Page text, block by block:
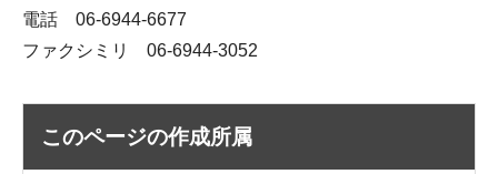
電話 06-6944-6677
ファクシミリ 06-6944-3052
このページの作成所属